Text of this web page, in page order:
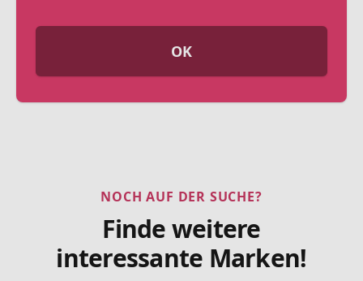
OK
NOCH AUF DER SUCHE?
Finde weitere
interessante Marken!